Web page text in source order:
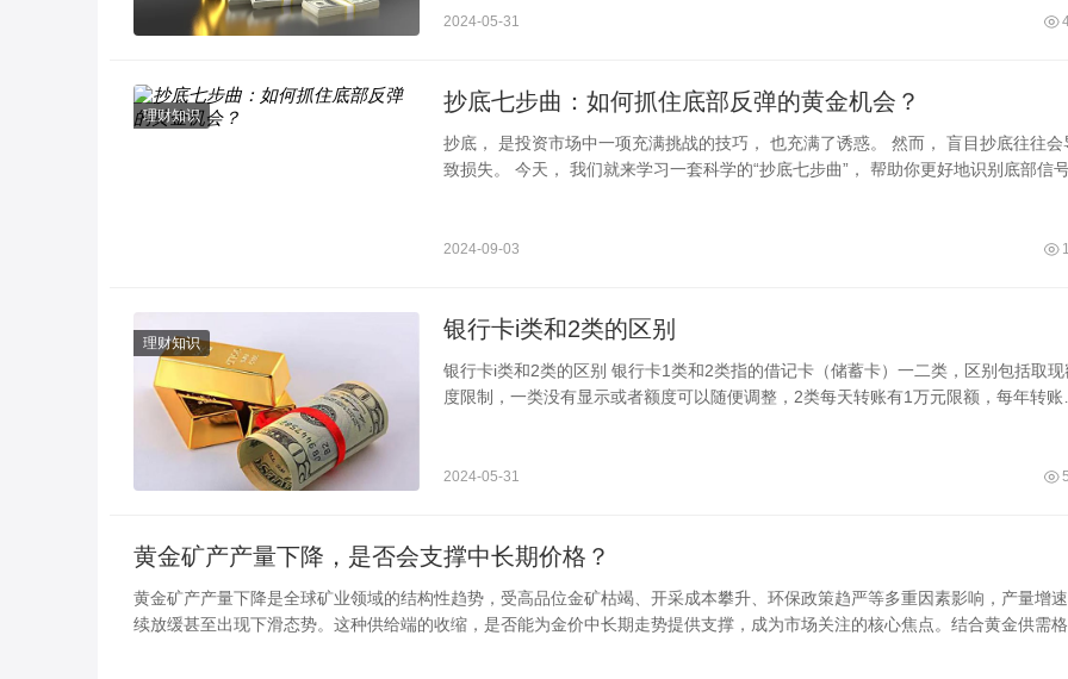
2024-05-31
理财知识
抄底七步曲：如何抓住底部反弹的黄金机会？
抄底， 是投资市场中一项充满挑战的技巧， 也充满了诱惑。 然而， 盲目抄底往往会
致损失。 今天， 我们就来学习一套科学的“抄底七步曲”， 帮助你更好地识别底部信
2024-09-03
理财知识
银行卡i类和2类的区别
银行卡i类和2类的区别 银行卡1类和2类指的借记卡（储蓄卡）一二类，区别包括取现
度限制，一类没有显示或者额度可以随便调整，2类每天转账有1万元限额，每年转账
2024-05-31
黄金矿产产量下降，是否会支撑中长期价格？
黄金矿产产量下降是全球矿业领域的结构性趋势，受高品位金矿枯竭、开采成本攀升、环保政策趋严等多重因素影响，产量增
续放缓甚至出现下滑态势。这种供给端的收缩，是否能为金价中长期走势提供支撑，成为市场关注的核心焦点。结合黄金供需格